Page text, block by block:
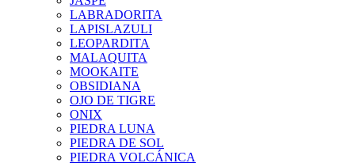
LABRADORITA
LAPISLAZULI
LEOPARDITA
MALAQUITA
MOOKAITE
OBSIDIANA
OJO DE TIGRE
ONIX
PIEDRA LUNA
PIEDRA DE SOL
PIEDRA VOLCÁNICA